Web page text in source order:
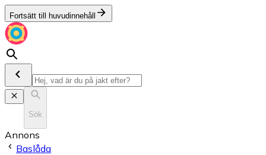
Fortsätt till huvudinnehåll
Sök
Annons
Baslåda